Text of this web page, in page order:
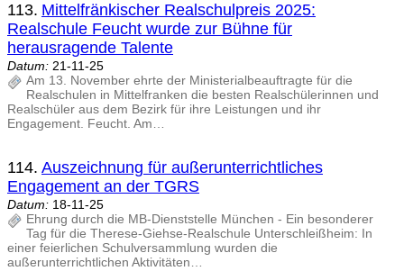
113. Mittelfränkischer Realschulpreis 2025:
Realschule Feucht wurde zur Bühne für
herausragende Talente
Datum: 21-11-25
Am 13. November ehrte der Ministerialbeauftragte für die
Realschulen in Mittelfranken die besten Realschülerinnen und
Realschüler aus dem Bezirk für ihre Leistungen und ihr
Engagement. Feucht. Am…
114. Auszeichnung für außerunterrichtliches
Engagement an der TGRS
Datum: 18-11-25
Ehrung durch die MB-Dienststelle München - Ein besonderer
Tag für die Therese-Giehse-Realschule Unterschleißheim: In
einer feierlichen Schulversammlung wurden die
außerunterrichtlichen Aktivitäten…